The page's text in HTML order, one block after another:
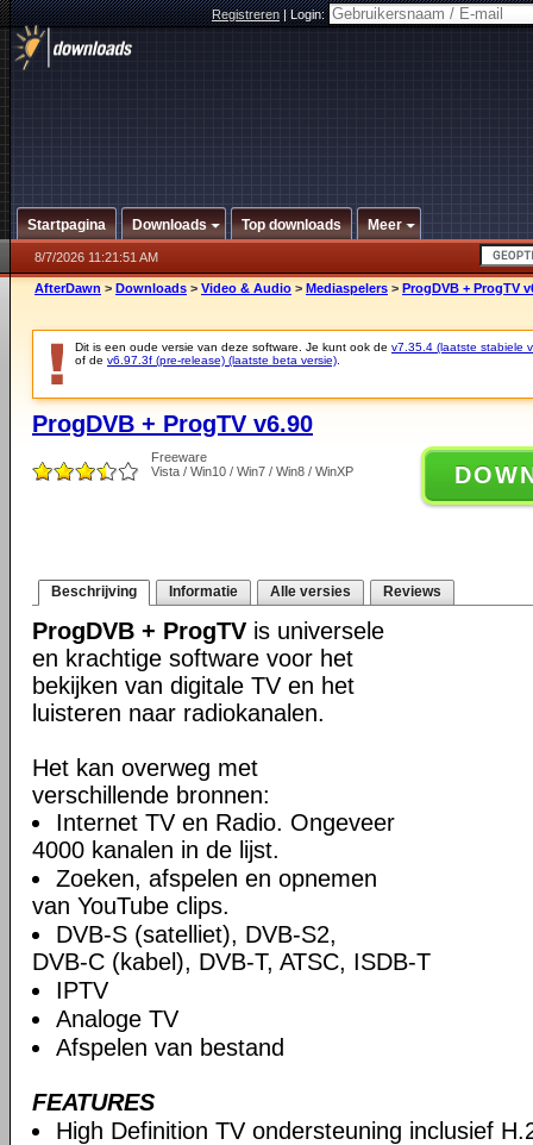
Registreren|Login:
Startpagina Downloads Top downloads Meer
8/7/2026 11:21:51 AM
AfterDawn > Downloads > Video & Audio > Mediaspelers > ProgDVB + ProgTV
Dit is een oude versie van deze software. Je kunt ook de v7.35.4 (laatste stabiele
of de v6.97.3f (pre-release) (laatste beta versie)
ProgDVB + ProgTV v6.90
Freeware
Vista / Win10 / Win7 / Win8 / WinXP
Beschrijving Informatie Alle versies Reviews
ProgDVB + ProgTV is universele
en krachtige software voor het
bekijken van digitale TV en het
luisteren naar radiokanalen.
Het kan overweg met
verschillende bronnen:
Internet TV en Radio. Ongeveer
4000 kanalen in de lijst.
Zoeken, afspelen en opnemen
van YouTube clips.
DVB-S (satelliet), DVB-S2,
DVB-C (kabel), DVB-T, ATSC, ISDB-T
IPTV
Analoge TV
Afspelen van bestand
FEATURES
High Definition TV ondersteuning inclusief